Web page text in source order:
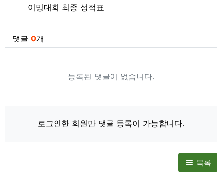
이밍대회 최종 성적표
댓글 0개
등록된 댓글이 없습니다.
로그인한 회원만 댓글 등록이 가능합니다.
목록